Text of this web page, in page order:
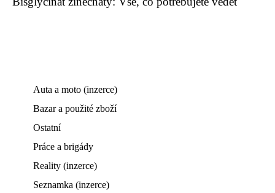
Auta a moto (inzerce)
Bazar a použité zboží
Ostatní
Práce a brigády
Reality (inzerce)
Seznamka (inzerce)